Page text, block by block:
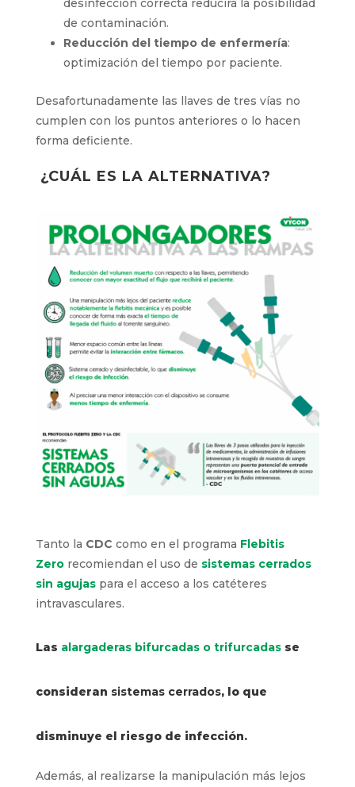
de contaminación.
Reducción del tiempo de enfermería:
optimización del tiempo por paciente.
Desafortunadamente las llaves de tres vías no
cumplen con los puntos anteriores o lo hacen
forma deficiente.
¿CUÁL ES LA ALTERNATIVA?
Tanto la CDC como en el programa Flebitis
Zerorecomiendan el uso de sistemas cerrados
sin agujaspara el acceso a los catéteres
intravasculares.
Las alargaderas bifurcadas o trifurcadas se
consideran sistemas cerrados, lo que
disminuye el riesgo de infección.
Además, al realizarse la manipulación más lejos